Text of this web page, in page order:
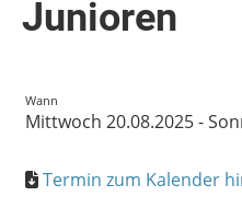
Junioren
Wann
Mittwoch 20.08.2025 -
Termin zum Kalender